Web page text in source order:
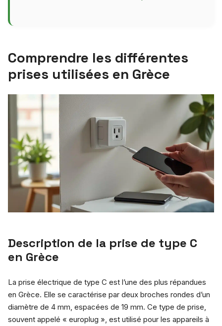
Comprendre les différentes
prises utilisées en Grèce
Description de la prise de type C
en Grèce
La prise électrique de type C est l’une des plus répandues
en Grèce. Elle se caractérise par deux broches rondes d’un
diamètre de 4 mm, espacées de 19 mm. Ce type de prise,
souvent appelé « europlug », est utilisé pour les appareils à